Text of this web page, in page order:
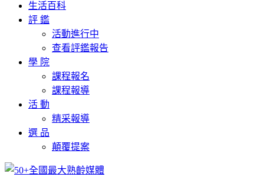
生活百科
評 鑑
活動進行中
查看評鑑報告
學 院
課程報名
課程報導
活 動
精采報導
選 品
顛覆提案